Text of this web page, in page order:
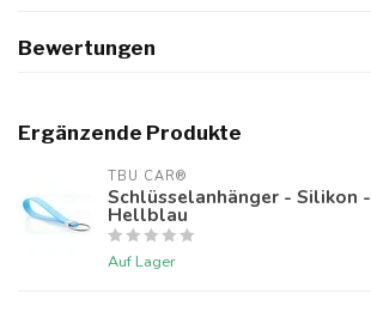
Bewertungen
Ergänzende Produkte
TBU CAR®
Schlüsselanhänger - Silikon -
Hellblau
Auf Lager